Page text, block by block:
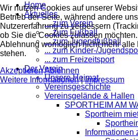
Home
Aktuelles
... zum Verein
... zum Fußball
... zum Jugendfußball
... zum Kinder-/
... zum Freizeitsport
Der Verein
Unsere Heimat
Vereinsgeschichte
Vereinsgelände & Hallen
SPORTHEIM AM
Sportheim
Informationen
Wir nutzen Cookies auf unserer
Betrieb der Seite, während andere
Nutzererfahrung zu verbessern
ob Sie die Cookies zulassen
Ablehnung womöglich nicht mehr
stehen.
AkzeptierenAblehnen
Weitere Informationen|Impressum